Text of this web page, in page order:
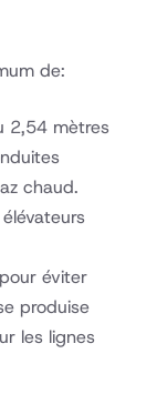
de:
2,54 mètres
chaud.
pour éviter
produise
les lignes